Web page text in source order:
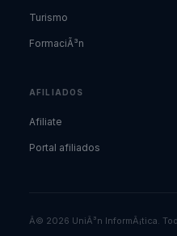
Turismo
FormaciÃ³n
AFILIADOS
Afiliate
Portal afiliados
Â© 2026 UniÃ³n InformÃ¡tica.